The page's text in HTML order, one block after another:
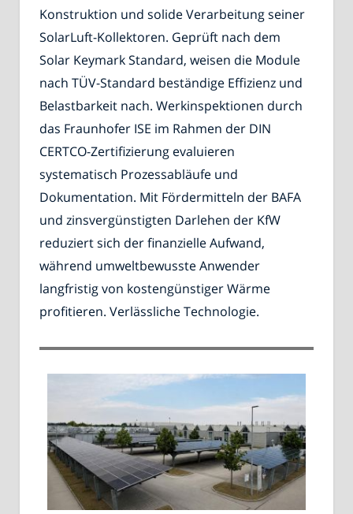
Konstruktion und solide Verarbeitung seiner
SolarLuft-Kollektoren. Geprüft nach dem
Solar Keymark Standard, weisen die Module
nach TÜV-Standard beständige Effizienz und
Belastbarkeit nach. Werkinspektionen durch
das Fraunhofer ISE im Rahmen der DIN
CERTCO-Zertifizierung evaluieren
systematisch Prozessabläufe und
Dokumentation. Mit Fördermitteln der BAFA
und zinsvergünstigten Darlehen der KfW
reduziert sich der finanzielle Aufwand,
während umweltbewusste Anwender
langfristig von kostengünstiger Wärme
profitieren. Verlässliche Technologie.